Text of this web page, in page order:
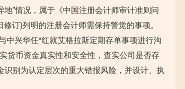
”情况，属于《中国注册会计师审计准则问
订)列明的注册会计师需保持警觉的事项。
中兴华任*红就艾格拉斯定期存单事项进行沟
货币资金真实性和安全性，查实公司是否存
别为认定层次的重大错报风险，并设计、执